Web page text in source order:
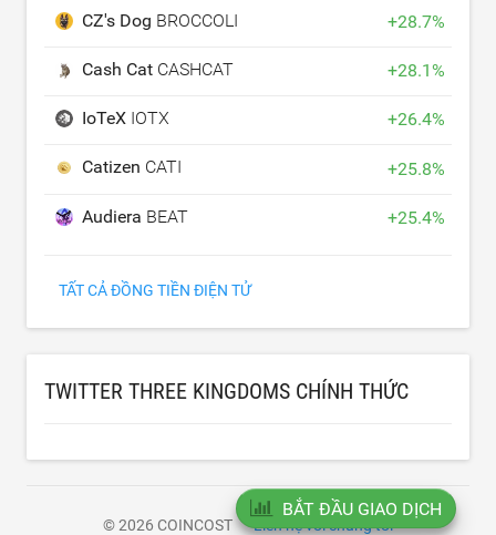
CZ's Dog BROCCOLI +28.7%
Cash Cat CASHCAT +28.1%
IoTeX IOTX +26.4%
Catizen CATI +25.8%
Audiera BEAT +25.4%
TẤT CẢ ĐỒNG TIỀN ĐIỆN TỬ
TWITTER THREE KINGDOMS CHÍNH THỨC
© 2026 COINCOST Liên hệ với chúng tôi
BẮT ĐẦU GIAO DỊCH